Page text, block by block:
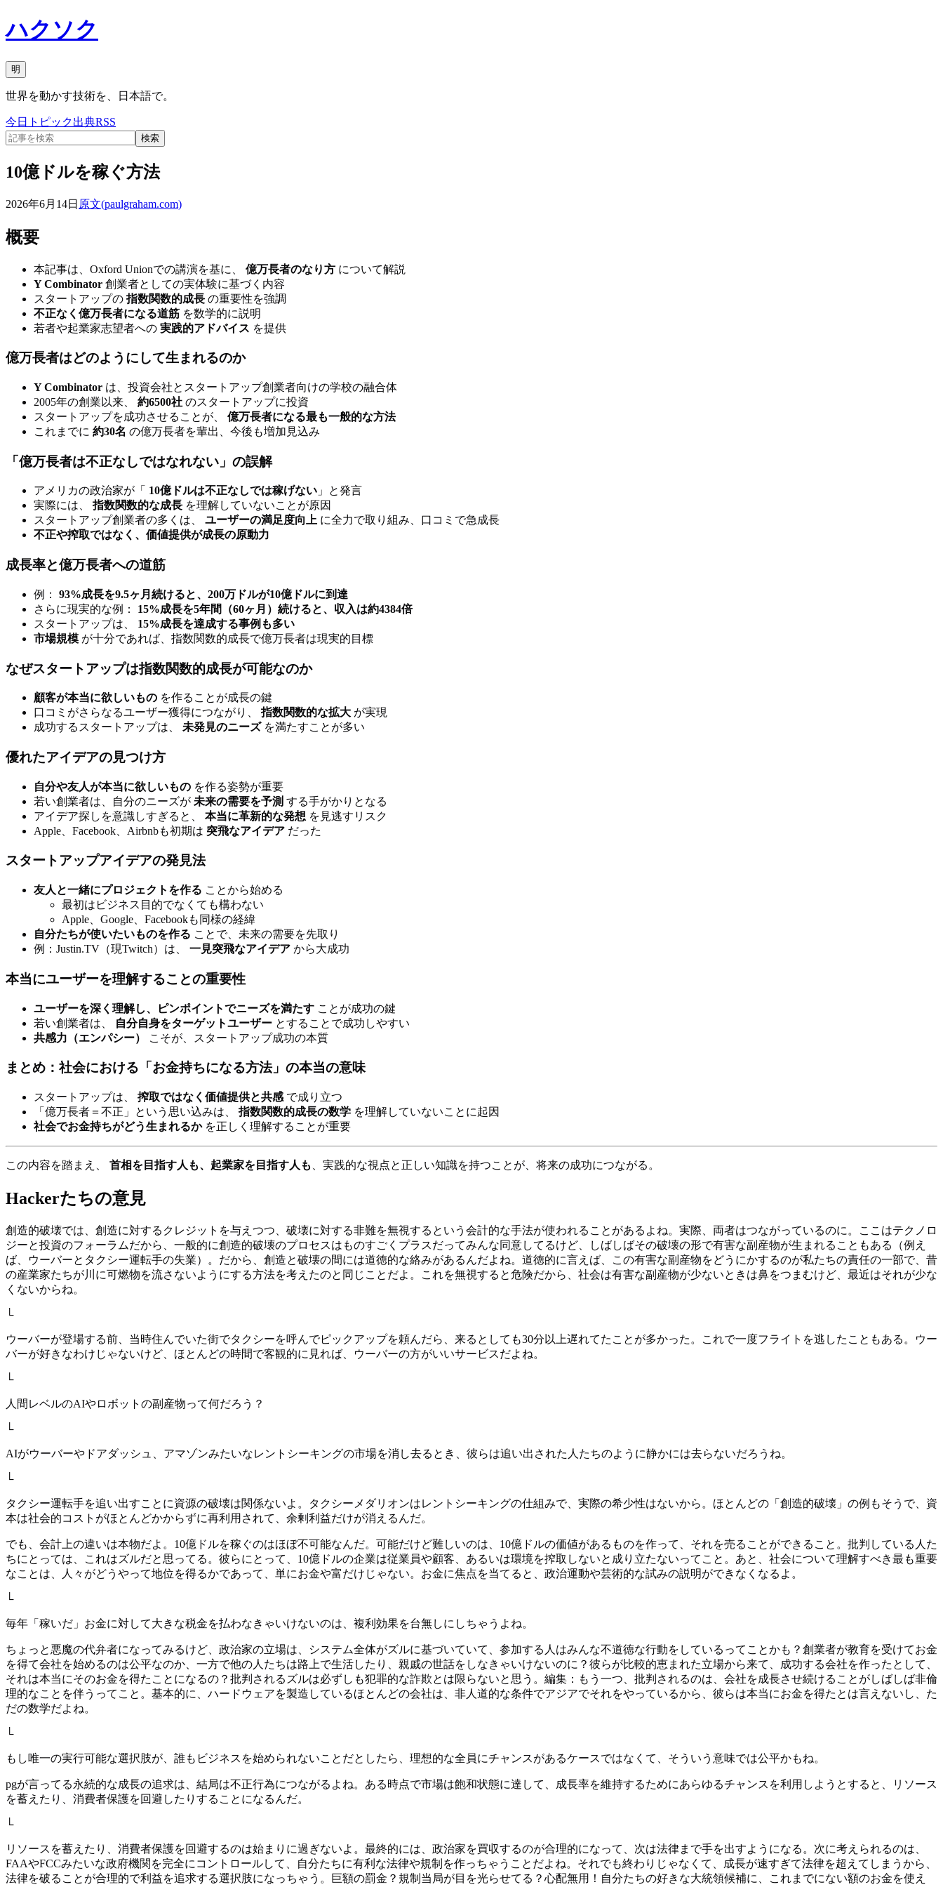
ハクソク
明
世界を動かす技術を、日本語で。
今日 トピック出典RSS
検索
10億ドルを稼ぐ方法
2026年6月14日 原文(paulgraham.com)
概要
本記事は、Oxford Unionでの講演を基に、 億万長者のなり方 について解説
Y Combinator 創業者としての実体験に基づく内容
スタートアップの指数関数的成長 の重要性を強調
不正なく億万長者になる道筋 を数学的に説明
若者や起業家志望者への 実践的アドバイス を提供
億万長者はどのようにして生まれるのか
Y Combinator は、投資会社とスタートアップ創業者向けの学校の融合体
2005年の創業以来、 約6500社 のスタートアップに投資
スタートアップを成功させることが、 億万長者になる最も一般的な方法
これまでに 約30名 の億万長者を輩出、今後も増加見込み
「億万長者は不正なしではなれない」の誤解
アメリカの政治家が「 10億ドルは不正なしでは稼げない 」と発言
実際には、指数関数的な成長 を理解していないことが原因
スタートアップ創業者の多くは、 ユーザーの満足度向上 に全力で取り組み、口コミで急成長
不正や搾取ではなく、価値提供が成長の原動力
成長率と億万長者への道筋
例： 93%成長を9.5ヶ月続けると、200万ドルが10億ドルに到達
さらに現実的な例： 15%成長を5年間（60ヶ月）続けると、収入は約4384倍
スタートアップは、 15%成長を達成する事例も多い
市場規模 が十分であれば、指数関数的成長で億万長者は現実的目標
なぜスタートアップは指数関数的成長が可能なのか
顧客が本当に欲しいもの を作ることが成長の鍵
口コミがさらなるユーザー獲得につながり、指数関数的な拡大 が実現
成功するスタートアップは、 未発見のニーズを満たすことが多い
優れたアイデアの見つけ方
自分や友人が本当に欲しいもの を作る姿勢が重要
若い創業者は、自分のニーズが 未来の需要を予測 する手がかりとなる
アイデア探しを意識しすぎると、 本当に革新的な発想 を見逃すリスク
Apple、Facebook、Airbnbも初期は 突飛なアイデア だった
スタートアップアイデアの発見法
友人と一緒にプロジェクトを作る ことから始める
最初はビジネス目的でなくても構わない
Apple、Google、Facebookも同様の経緯
自分たちが使いたいものを作る ことで、未来の需要を先取り
例：Justin.TV（現Twitch）は、 一見突飛なアイデア から大成功
本当にユーザーを理解することの重要性
ユーザーを深く理解し、ピンポイントでニーズを満たす ことが成功の鍵
若い創業者は、
自分自身をターゲットユーザー とすることで成功しやすい
共感力（エンパシー）
こそが、スタートアップ成功の本質
まとめ：社会における「お金持ちになる方法」の本当の意味
スタートアップは、 搾取ではなく価値提供と共感 で成り立つ
「億万長者＝不正」という思い込みは、指数関数的成長の数学 を理解していないことに起因
社会でお金持ちがどう生まれるかを正しく理解することが重要
この内容を踏まえ、 首相を目指す人も、起業家を目指す人も 、実践的な視点と正しい知識を持つことが、将来の成功につながる。
Hackerたちの意見
創造的破壊では、創造に対するクレジットを与えつつ、破壊に対する非難を無視するという会計的な手法が使われることがあるよね。実際、両者はつながっているのに。ここはテクノロ
ジーと投資のフォーラムだから、一般的に創造的破壊のプロセスはものすごくプラスだってみんな同意してるけど、しばしばその破壊の形で有害な副産物が生まれることもある（例え
ば、ウーバーとタクシー運転手の失業）。だから、創造と破壊の間には道徳的な絡みがあるんだよね。道徳的に言えば、この有害な副産物をどうにかするのが私たちの責任の一部で、昔
の産業家たちが川に可燃物を流さないようにする方法を考えたのと同じことだよ。これを無視すると危険だから、社会は有害な副産物が少ないときは鼻をつまむけど、最近はそれが少な
くないからね。
└
ウーバーが登場する前、当時住んでいた街でタクシーを呼んでピックアップを頼んだら、来るとしても30分以上遅れてたことが多かった。これで一度フライトを逃したこともある。ウー
バーが好きなわけじゃないけど、ほとんどの時間で客観的に見れば、ウーバーの方がいいサービスだよね。
└
人間レベルのAIやロボットの副産物って何だろう？
└
AIがウーバーやドアダッシュ、アマゾンみたいなレントシーキングの市場を消し去るとき、彼らは追い出された人たちのように静かには去らないだろうね。
└
タクシー運転手を追い出すことに資源の破壊は関係ないよ。タクシーメダリオンはレントシーキングの仕組みで、実際の希少性はないから。ほとんどの「創造的破壊」の例もそうで、資
本は社会的コストがほとんどかからずに再利用されて、余剰利益だけが消えるんだ。
でも、会計上の違いは本物だよ。10億ドルを稼ぐのはほぼ不可能なんだ。可能だけど難しいのは、10億ドルの価値があるものを作って、それを売ることができること。批判している人た
ちにとっては、これはズルだと思ってる。彼らにとって、10億ドルの企業は従業員や顧客、あるいは環境を搾取しないと成り立たないってこと。あと、社会について理解すべき最も重要
なことは、人々がどうやって地位を得るかであって、単にお金や富だけじゃない。お金に焦点を当てると、政治運動や芸術的な試みの説明ができなくなるよ。
└
毎年「稼いだ」お金に対して大きな税金を払わなきゃいけないのは、複利効果を台無しにしちゃうよね。
ちょっと悪魔の代弁者になってみるけど、政治家の立場は、システム全体がズルに基づいていて、参加する人はみんな不道徳な行動をしているってことかも？創業者が教育を受けてお金
を得て会社を始めるのは公平なのか、一方で他の人たちは路上で生活したり、親戚の世話をしなきゃいけないのに？彼らが比較的恵まれた立場から来て、成功する会社を作ったとして、
それは本当にそのお金を得たことになるの？批判されるズルは必ずしも犯罪的な詐欺とは限らないと思う。編集：もう一つ、批判されるのは、会社を成長させ続けることがしばしば非倫
理的なことを伴うってこと。基本的に、ハードウェアを製造しているほとんどの会社は、非人道的な条件でアジアでそれをやっているから、彼らは本当にお金を得たとは言えないし、た
だの数学だよね。
└
もし唯一の実行可能な選択肢が、誰もビジネスを始められないことだとしたら、理想的な全員にチャンスがあるケースではなくて、そういう意味では公平かもね。
pgが言ってる永続的な成長の追求は、結局は不正行為につながるよね。ある時点で市場は飽和状態に達して、成長率を維持するためにあらゆるチャンスを利用しようとすると、リソース
を蓄えたり、消費者保護を回避したりすることになるんだ。
└
リソースを蓄えたり、消費者保護を回避するのは始まりに過ぎないよ。最終的には、政治家を買収するのが合理的になって、次は法律まで手を出すようになる。次に考えられるのは、
FAAやFCCみたいな政府機関を完全にコントロールして、自分たちに有利な法律や規制を作っちゃうことだよね。それでも終わりじゃなくて、成長が速すぎて法律を超えてしまうから、
法律を破ることが合理的で利益を追求する選択肢になっちゃう。巨額の罰金？規制当局が目を光らせてる？心配無用！自分たちの好きな大統領候補に、これまでにない額のお金を使え